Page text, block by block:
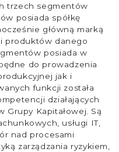
trzech segmentów
posiada spółkę
główną marką
produktów danego
posiada w
do prowadzenia
jak i
funkcji została
działających
Grupy Kapitałowej. Są
usługi IT,
nad procesami
zarządzania ryzykiem,